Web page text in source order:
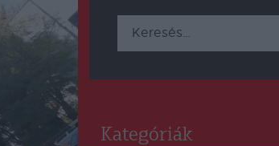
Keresés:
Kategóriák